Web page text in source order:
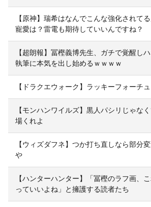
【原神】瑞希はなんでこんな強化されて
寵愛は？雷電も期待していいんですね？
【超朗報】冨樫義博先生、ガチで覚醒し
執筆に本気を出し始めるｗｗｗｗ
【ドラクエウォーク】ラッキーフォーチ
【モンハンワイルズ】黒人パシリじゃな
場くれよ
【ウィズダフネ】つか打ち直しなら部分
や
【ハンターハンター】「冨樫のラフ画、
っていいよね」と擁護する読者たち